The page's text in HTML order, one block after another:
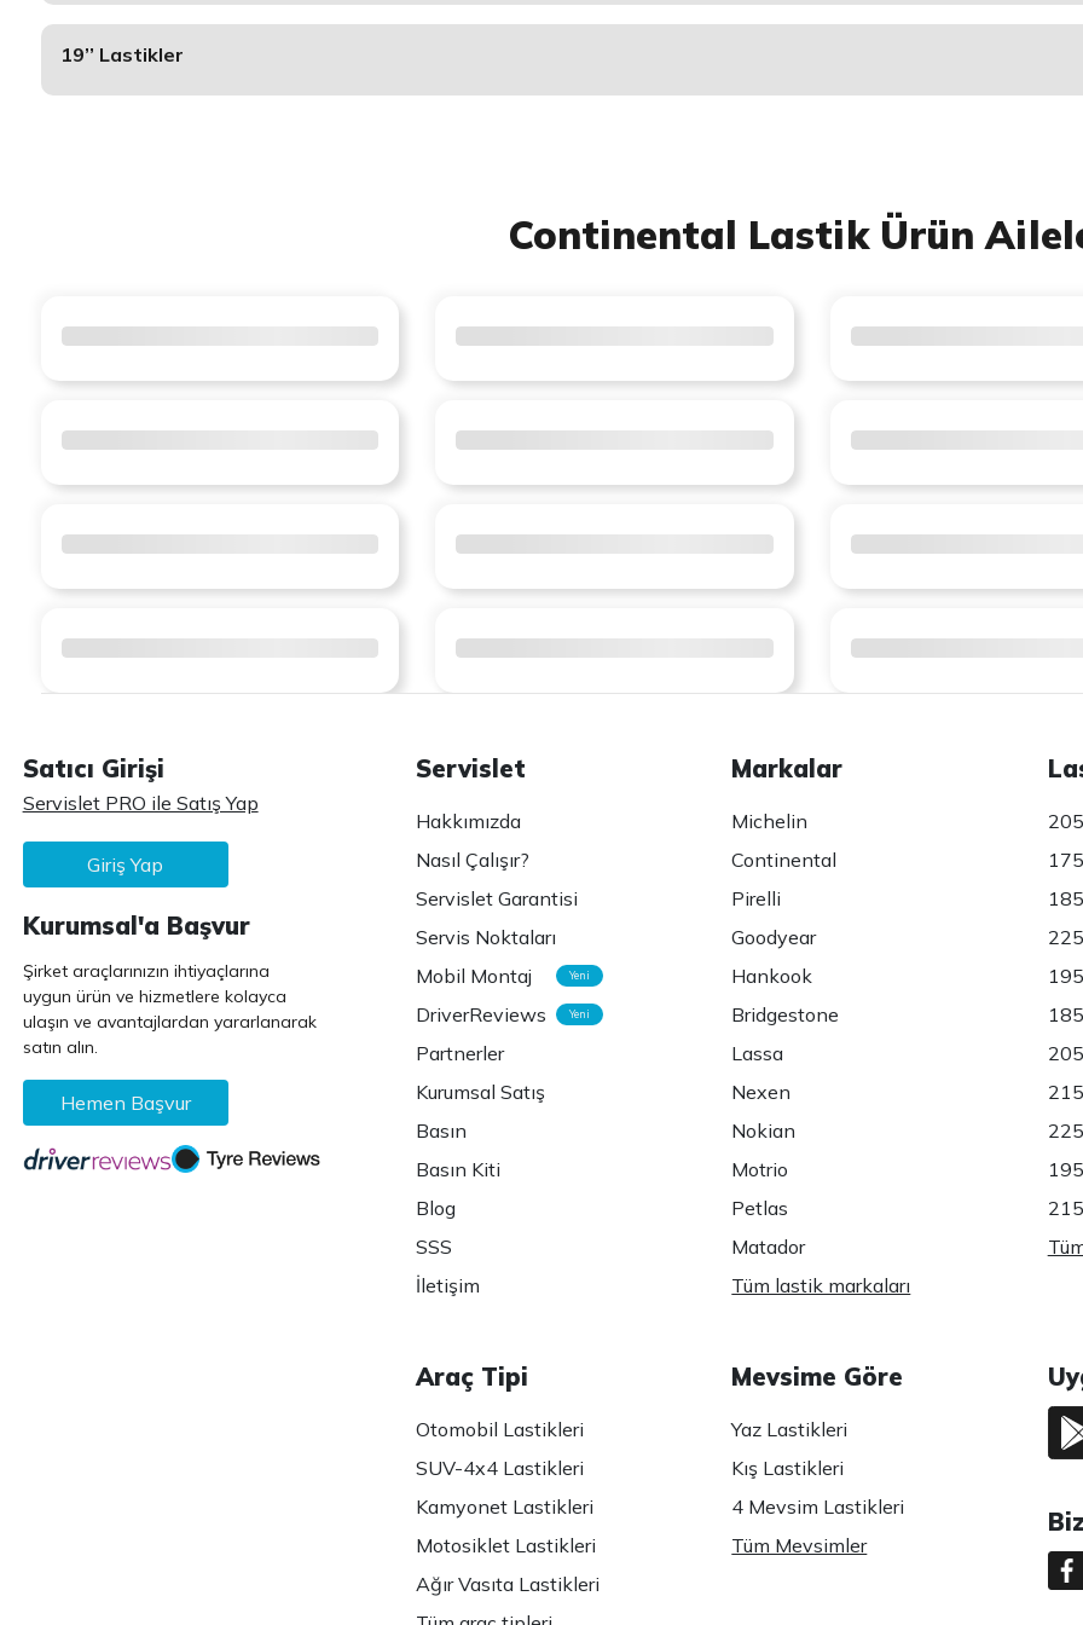
19’’ Lastikler
Continental Lastik Ürün
Satıcı Girişi
Servislet PRO ile Satış Yap
Giriş Yap
Kurumsal'a Başvur
Şirket araçlarınızın ihtiyaçlarına
uygun ürün ve hizmetlere kolayca
ulaşın ve avantajlardan yararlanarak
satın alın.
Hemen Başvur
Servislet
Hakkımızda
Nasıl Çalışır?
Servislet Garantisi
Servis Noktaları
Mobil Montaj
Yeni
DriverReviews Yeni
Partnerler
Kurumsal Satış
Basın
Basın Kiti
Blog
SSS
İletişim
Markalar
Michelin
Continental
Pirelli
Goodyear
Hankook
Bridgestone
Lassa
Nexen
Nokian
Motrio
Petlas
Matador
Tüm lastik markaları
Araç Tipi
Otomobil Lastikleri
SUV-4x4 Lastikleri
Kamyonet Lastikleri
Motosiklet Lastikleri
Ağır Vasıta Lastikleri
Mevsime Göre
Yaz Lastikleri
Kış Lastikleri
4 Mevsim Lastikleri
Tüm Mevsimler